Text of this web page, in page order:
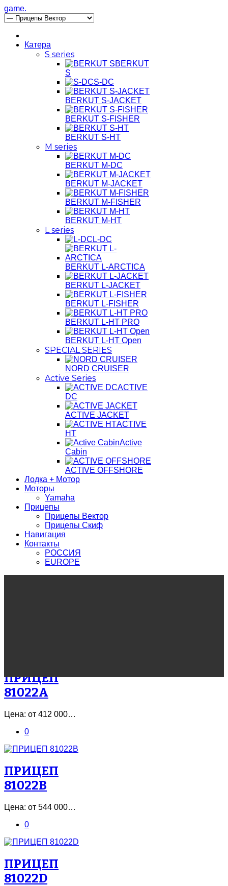
game.
Катера
S series
BERKUT
S
S-DC
BERKUT S-JACKET
BERKUT S-FISHER
BERKUT S-HT
M series
BERKUT M-DC
BERKUT M-JACKET
BERKUT M-FISHER
BERKUT M-HT
L series
L-DC
BERKUT L-ARCTICA
BERKUT L-JACKET
BERKUT L-FISHER
BERKUT L-HT PRO
BERKUT L-HT Open
SPECIAL SERIES
NORD CRUISER
Active Series
ACTIVE
DC
ACTIVE JACKET
ACTIVE
HT
Active
Cabin
ACTIVE OFFSHORE
Лодка + Мотор
Моторы
Yamaha
Прицепы
Прицепы Вектор
Прицепы Скиф
Навигация
Контакты
РОССИЯ
EUROPE
ПРИЦЕП
81022A
Цена: от 412 000…
0
ПРИЦЕП
81022B
Цена: от 544 000…
0
ПРИЦЕП
81022D